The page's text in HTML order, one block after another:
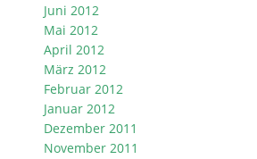
Juni 2012
Mai 2012
April 2012
März 2012
Februar 2012
Januar 2012
Dezember 2011
November 2011